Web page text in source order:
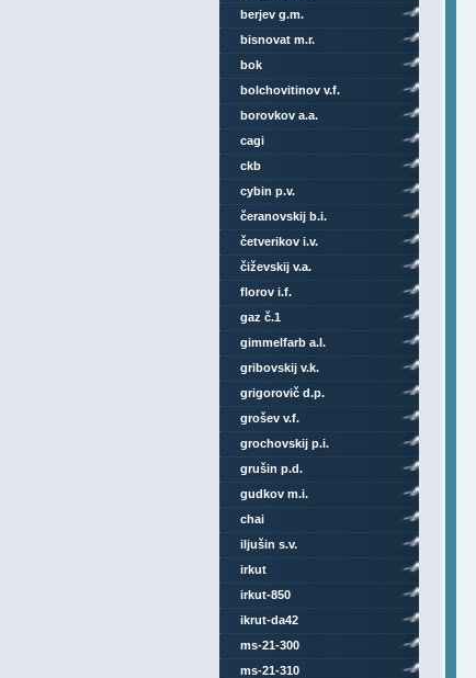
berjev g.m.
bisnovat m.r.
bok
bolchovitinov v.f.
borovkov a.a.
cagi
ckb
cybin p.v.
čeranovskij b.i.
četverikov i.v.
čiževskij v.a.
florov i.f.
gaz č.1
gimmelfarb a.l.
gribovskij v.k.
grigorovič d.p.
grošev v.f.
grochovskij p.i.
grušin p.d.
gudkov m.i.
chai
iljušin s.v.
irkut
irkut-850
ikrut-da42
ms-21-300
ms-21-310